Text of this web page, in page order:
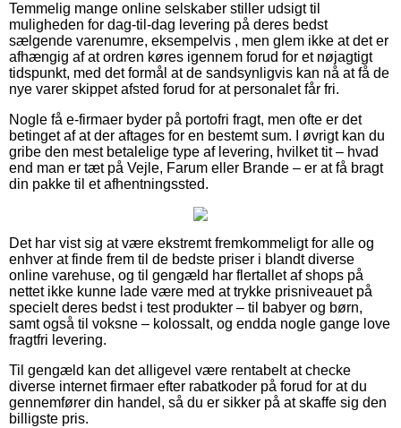
Temmelig mange online selskaber stiller udsigt til
muligheden for dag-til-dag levering på deres bedst
sælgende varenumre, eksempelvis , men glem ikke at det er
afhængig af at ordren køres igennem forud for et nøjagtigt
tidspunkt, med det formål at de sandsynligvis kan nå at få de
nye varer skippet afsted forud for at personalet får fri.
Nogle få e-firmaer byder på portofri fragt, men ofte er det
betinget af at der aftages for en bestemt sum. I øvrigt kan du
gribe den mest betalelige type af levering, hvilket tit – hvad
end man er tæt på Vejle, Farum eller Brande – er at få bragt
din pakke til et afhentningssted.
Det har vist sig at være ekstremt fremkommeligt for alle og
enhver at finde frem til de bedste priser i blandt diverse
online varehuse, og til gengæld har flertallet af shops på
nettet ikke kunne lade være med at trykke prisniveauet på
specielt deres bedst i test produkter – til babyer og børn,
samt også til voksne – kolossalt, og endda nogle gange love
fragtfri levering.
Til gengæld kan det alligevel være rentabelt at checke
diverse internet firmaer efter rabatkoder på forud for at du
gennemfører din handel, så du er sikker på at skaffe sig den
billigste pris.